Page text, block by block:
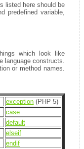
listed here should be
predefined variable,
which look like
language constructs.
or method names.
exception (PHP 5)
case
default
elseif
endif